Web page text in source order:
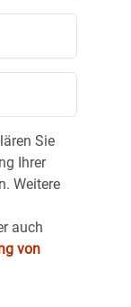
Sie
Ihrer
Weitere
auch
von